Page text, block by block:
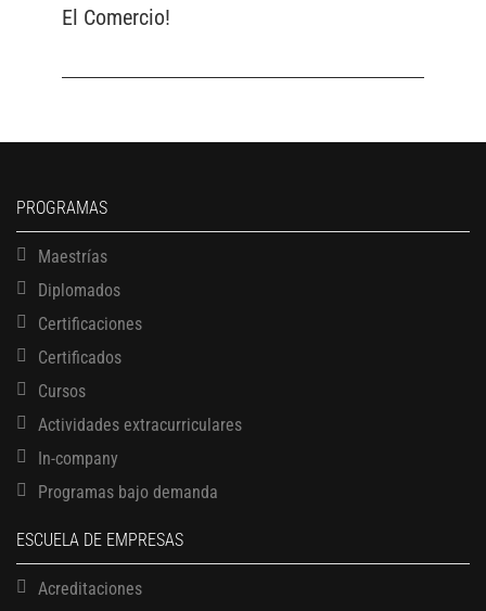
El Comercio!
PROGRAMAS
Maestrías
Diplomados
Certificaciones
Certificados
Cursos
Actividades extracurriculares
In-company
Programas bajo demanda
ESCUELA DE EMPRESAS
Acreditaciones